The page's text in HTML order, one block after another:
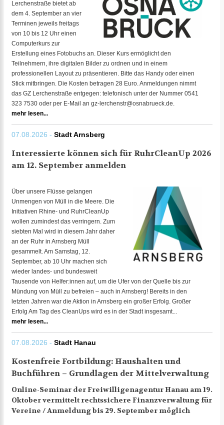
Lerchenstraße bietet ab
dem 4. September an vier
Terminen jeweils freitags
von 10 bis 12 Uhr einen
Computerkurs zur
Erstellung eines Fotobuchs an. Dieser Kurs ermöglicht den
Teilnehmern, ihre digitalen Bilder zu ordnen und in einem
professionellen Layout zu präsentieren. Bitte das Handy oder einen
Stick mitbringen. Die Kosten betragen 28 Euro. Anmeldungen nimmt
das GZ Lerchenstraße entgegen: telefonisch unter der Nummer 0541
323 7530 oder per E-Mail an gz-lerchenstr@osnabrueck.de.
mehr lesen...
07.08.2026 - Stadt Arnsberg
Interessierte können sich für RuhrCleanUp 2026
am 12. September anmelden
Über unsere Flüsse gelangen
Unmengen von Müll in die Meere. Die
Initiativen Rhine- und RuhrCleanUp
wollen zumindest das verringern. Zum
siebten Mal wird in diesem Jahr daher
an der Ruhr in Arnsberg Müll
gesammelt. Am Samstag, 12.
September, ab 10 Uhr machen sich
wieder landes- und bundesweit
Tausende von Helfer:innen auf, um die Ufer von der Quelle bis zur
Mündung von Müll zu befreien – auch in Arnsberg! Bereits in den
letzten Jahren war die Aktion in Arnsberg ein großer Erfolg. Großer
Erfolg Am Tag des CleanUps wird es in der Stadt insgesamt...
mehr lesen...
07.08.2026 - Stadt Hanau
Kostenfreie Fortbildung: Haushalten und
Buchführen – Grundlagen der Mittelverwaltung
Online-Seminar der Freiwilligenagentur Hanau am 19.
Oktober vermittelt rechtssichere Finanzverwaltung für
Vereine / Anmeldung bis 29. September möglich